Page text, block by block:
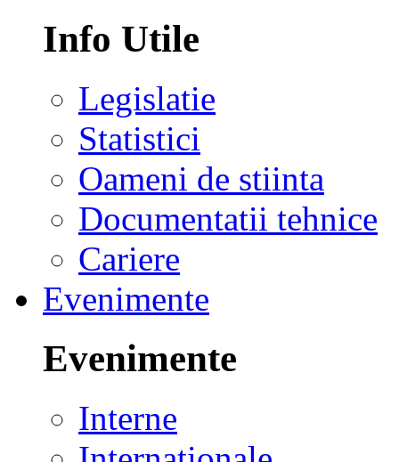
Info Utile
Legislatie
Statistici
Oameni de stiinta
Documentatii tehnice
Cariere
Evenimente
Evenimente
Interne